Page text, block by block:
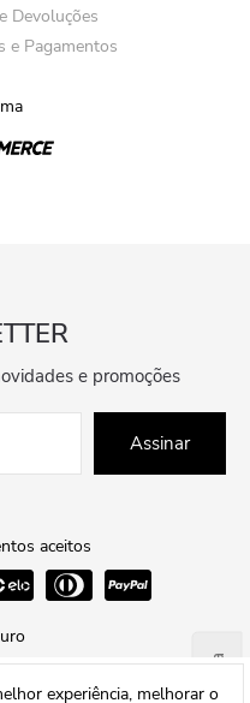
Devoluções
e Pagamentos
e promoções
Assinar
aceitos
Ajuda
experiência, melhorar o